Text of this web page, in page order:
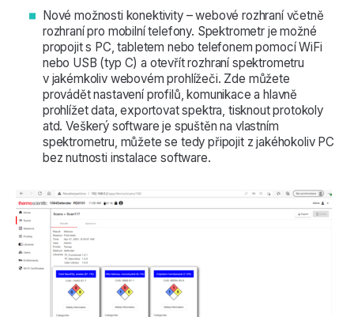
Nové možnosti konektivity – webové rozhraní včetně
rozhraní pro mobilní telefony. Spektrometr je možné
propojit s PC, tabletem nebo telefonem pomocí WiFi
nebo USB (typ C) a otevřít rozhraní spektrometru
v jakémkoliv webovém prohlížeči. Zde můžete
provádět nastavení profilů, komunikace a hlavně
prohlížet data, exportovat spektra, tisknout protokoly
atd. Veškerý software je spuštěn na vlastním
spektrometru, můžete se tedy připojit z jakéhokoliv PC
bez nutnosti instalace software.